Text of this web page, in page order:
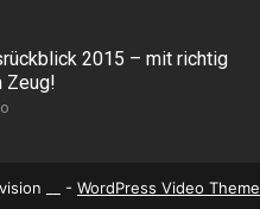
2015 – mit richtig
Zeug!
__ - WordPress Video Theme